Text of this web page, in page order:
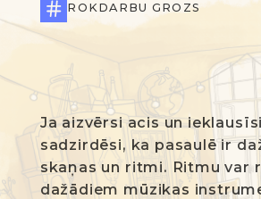
ROKDARBU GROZS
Ja aizvērsi acis un
sadzirdēsi, ka pasaulē ir
skaņas un ritmi. Ritmu var
dažādiem mūzikas